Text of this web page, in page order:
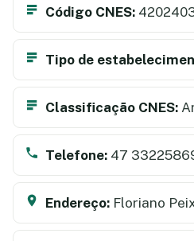
Código CNES:
Tipo de
Classificação CNES:
Telefone: 47
Endereço: Floriano